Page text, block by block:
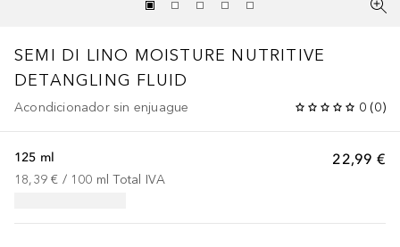
SEMI DI LINO MOISTURE NUTRITIVE
DETANGLING FLUID
Acondicionador sin enjuague 0 (0)
22,99 €
125 ml
18,39 € / 100 ml Total IVA